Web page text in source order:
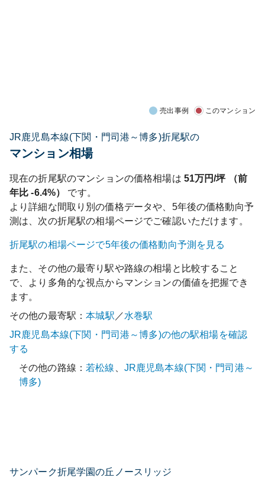
売出事例 このマンション
JR鹿児島本線(下関・門司港～博多)折尾駅の
マンション相場
現在の折尾駅のマンションの価格相場は 51万円/坪 （前
年比-6.4%）
です。
より詳細な間取り別の価格データや、5年後の価格動向予
測は、次の折尾駅の相場ページでご確認いただけます。
折尾駅の相場ページで5年後の価格動向予測を見る
また、その他の最寄り駅や路線の相場と比較すること
で、より多角的な視点からマンションの価値を把握でき
ます。
その他の最寄駅：本城駅 ／水巻駅
JR鹿児島本線(下関・門司港～博多)の他の駅相場を確認
する
その他の路線： 若松線
JR鹿児島本線(下関・門司港～
博多)
サンパーク折尾学園の丘ノースリッジ